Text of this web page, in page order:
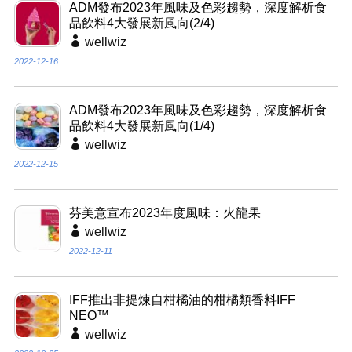
ADM發布2023年風味及色彩趨勢，深度解析食
品飲料4大發展新風向(2/4)
wellwiz
2022-12-16
ADM發布2023年風味及色彩趨勢，深度解析食
品飲料4大發展新風向(1/4)
wellwiz
2022-12-15
芬美意宣布2023年度風味：火龍果
wellwiz
2022-12-11
IFF推出非提煉自柑橘油的柑橘類香料IFF
NEO™
wellwiz